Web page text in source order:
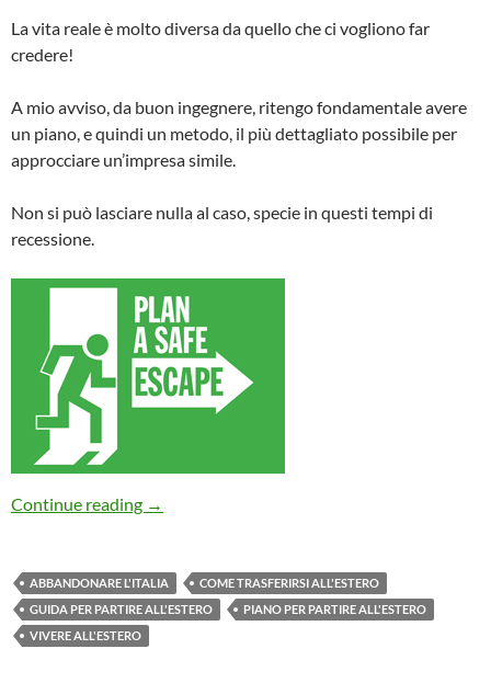
La vita reale è molto diversa da quello che ci vogliono far
credere!
A mio avviso, da buon ingegnere, ritengo fondamentale avere
un piano, e quindi un metodo, il più dettagliato possibile per
approcciare un’impresa simile.
Non si può lasciare nulla al caso, specie in questi tempi di
recessione.
Continue reading Serve un piano!
→
ABBANDONARE L'ITALIA
COME TRASFERIRSI ALL'ESTERO
GUIDA PER PARTIRE ALL'ESTERO
PIANO PER PARTIRE ALL'ESTERO
VIVERE ALL'ESTERO